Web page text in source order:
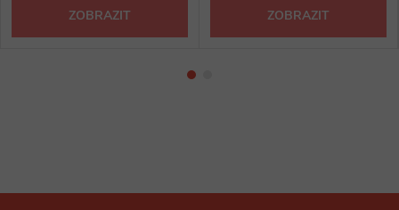
ZOBRAZIT ZOBRAZIT